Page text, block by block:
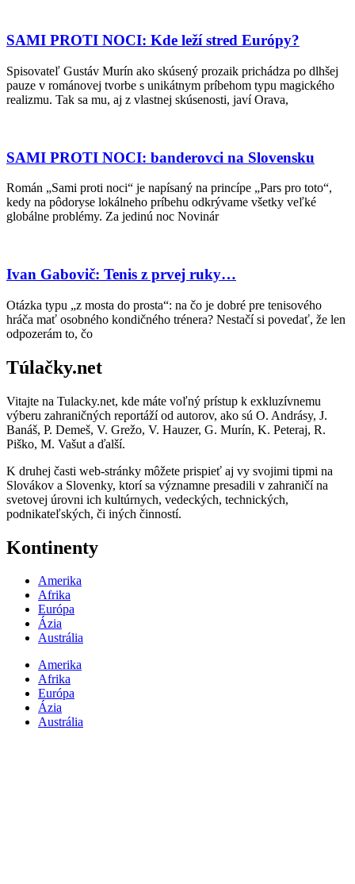
SAMI PROTI NOCI: Kde leží stred Európy?
Spisovateľ Gustáv Murín ako skúsený prozaik prichádza po dlhšej
pauze v románovej tvorbe s unikátnym príbehom typu magického
realizmu. Tak sa mu, aj z vlastnej skúsenosti, javí Orava,
SAMI PROTI NOCI: banderovci na Slovensku
Román „Sami proti noci“ je napísaný na princípe „Pars pro toto“,
kedy na pôdoryse lokálneho príbehu odkrývame všetky veľké
globálne problémy. Za jedinú noc Novinár
Ivan Gabovič: Tenis z prvej ruky…
Otázka typu „z mosta do prosta“: na čo je dobré pre tenisového
hráča mať osobného kondičného trénera? Nestačí si povedať, že len
odpozerám to, čo
Túlačky.net
Vitajte na Tulacky.net, kde máte voľný prístup k exkluzívnemu
výberu zahraničných reportáží od autorov, ako sú O. Andrásy, J.
Banáš, P. Demeš, V. Grežo, V. Hauzer, G. Murín, K. Peteraj, R.
Piško, M. Vašut a ďalší.
K druhej časti web-stránky môžete prispieť aj vy svojimi tipmi na
Slovákov a Slovenky, ktorí sa významne presadili v zahraničí na
svetovej úrovni ich kultúrnych, vedeckých, technických,
podnikateľských, či iných činností.
Kontinenty
Amerika
Afrika
Európa
Ázia
Austrália
Amerika
Afrika
Európa
Ázia
Austrália